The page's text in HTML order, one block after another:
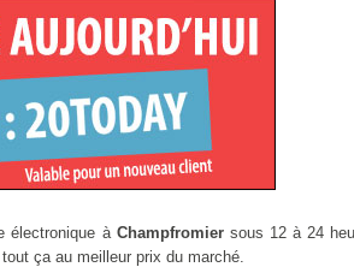
électronique à Champfromiersous 12 à 24
ça au meilleur prix du marché.